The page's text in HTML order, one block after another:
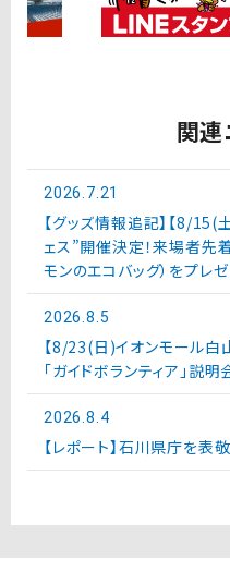
関連
2026.7.21
【グッズ情報追記】【8/15(
ェス”開催決定！来場者先
モンのエコバッグ）をプレゼ
2026.8.5
【8/23(日)イオンモール白
「ガイドボランティア」説
2026.8.4
【レポート】石川県庁を表